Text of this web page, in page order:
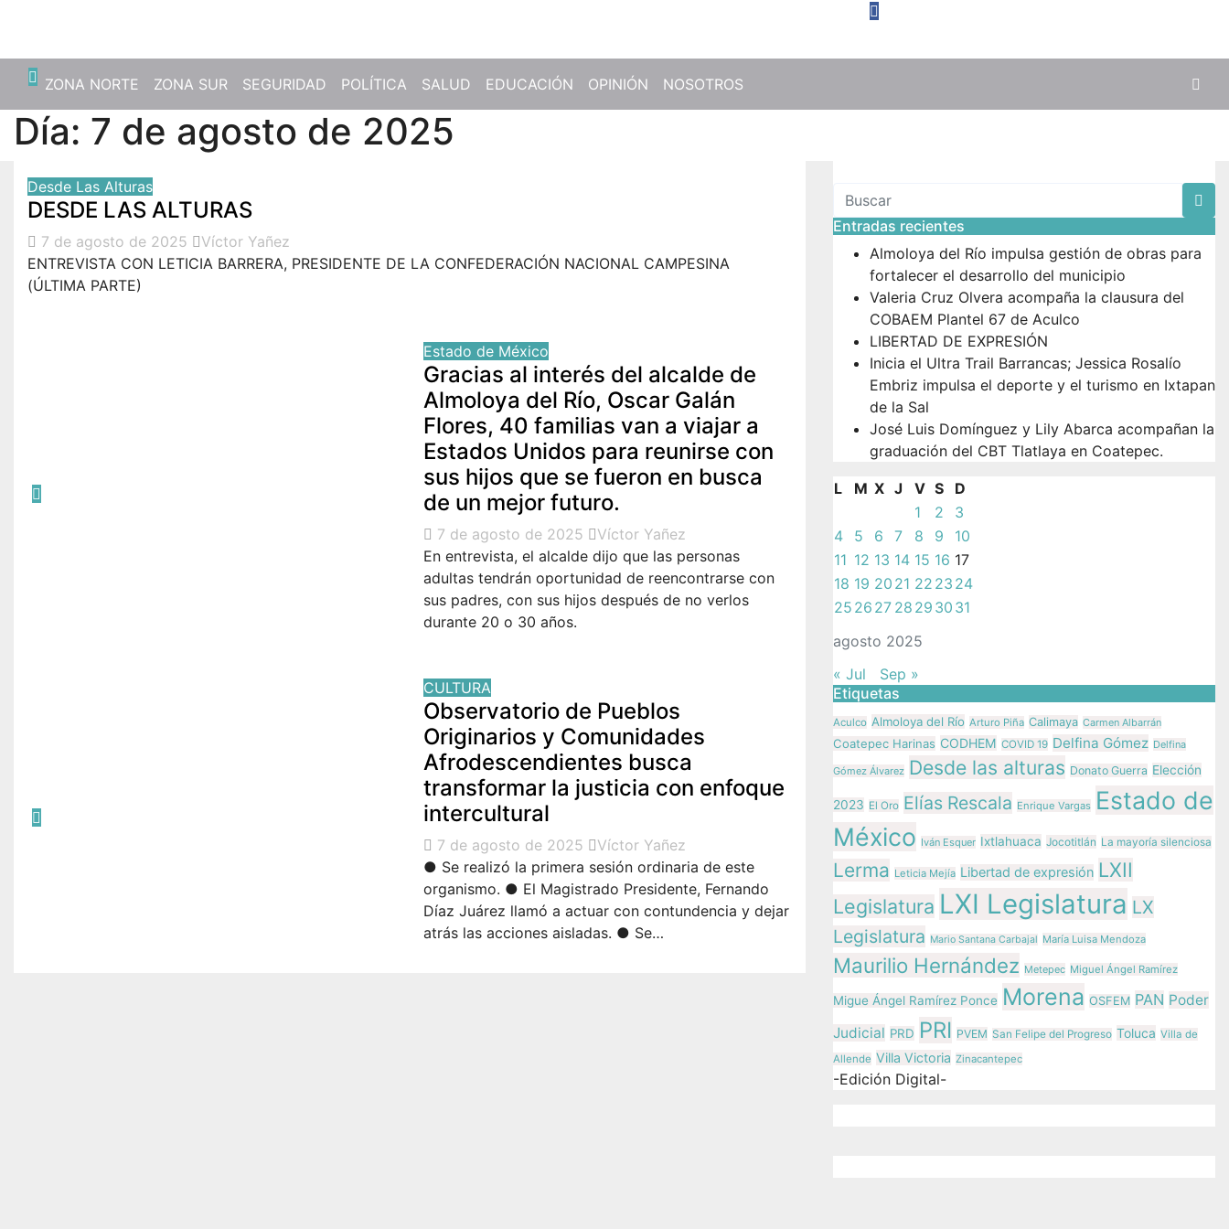
ZONA NORTE ZONA SUR SEGURIDAD POLÍTICA SALUD EDUCACIÓN OPINIÓN NOSOTROS
Día: 7 de agosto de 2025
Desde Las Alturas
DESDE LAS ALTURAS
7 de agosto de 2025
Víctor Yañez
ENTREVISTA CON LETICIA BARRERA, PRESIDENTE DE LA CONFEDERACIÓN NACIONAL CAMPESINA
(ÚLTIMA PARTE)
Estado de México
Gracias al interés del alcalde de
Almoloya del Río, Oscar Galán
Flores, 40 familias van a viajar a
Estados Unidos para reunirse con
sus hijos que se fueron en busca
de un mejor futuro.
7 de agosto de 2025
Víctor Yañez
En entrevista, el alcalde dijo que las personas
adultas tendrán oportunidad de reencontrarse con
sus padres, con sus hijos después de no verlos
durante 20 o 30 años.
CULTURA
Observatorio de Pueblos
Originarios y Comunidades
Afrodescendientes busca
transformar la justicia con enfoque
intercultural
7 de agosto de 2025
Víctor Yañez
● Se realizó la primera sesión ordinaria de este
organismo. ● El Magistrado Presidente, Fernando
Díaz Juárez llamó a actuar con contundencia y dejar
atrás las acciones aisladas. ● Se…
Entradas recientes
Almoloya del Río impulsa gestión de obras para
fortalecer el desarrollo del municipio
Valeria Cruz Olvera acompaña la clausura del
COBAEM Plantel 67 de Aculco
LIBERTAD DE EXPRESIÓN
Inicia el Ultra Trail Barrancas; Jessica Rosalío
Embriz impulsa el deporte y el turismo en Ixtapan
de la Sal
José Luis Domínguez y Lily Abarca acompañan la
graduación del CBT Tlatlaya en Coatepec.
agosto 2025
L M X J V S
D
1
2
3
4
5 6 7 8 9
10
11 12 13 14 15 16 17
18 19 20 21 22 23 24
25 26 27 28 29 30 31
« Jul
Sep »
Etiquetas
Aculco Almoloya del Río Arturo Piña Calimaya Carmen Albarrán
Coatepec Harinas CODHEM COVID 19 Delfina Gómez Delfina
Gómez Álvarez Desde las alturas Donato Guerra Elección
2023 El Oro Elías Rescala Enrique Vargas Estado de
México Iván Esquer Ixtlahuaca Jocotitlán La mayoría silenciosa
Lerma Leticia Mejía Libertad de expresión LXII
Legislatura LXI Legislatura LX
Legislatura Mario Santana Carbajal María Luisa Mendoza
Maurilio Hernández Metepec Miguel Ángel Ramírez
Migue Ángel Ramírez Ponce Morena OSFEM PAN Poder
Judicial PRD PRI PVEM San Felipe del Progreso Toluca Villa de
Allende Villa Victoria Zinacantepec
-Edición Digital-